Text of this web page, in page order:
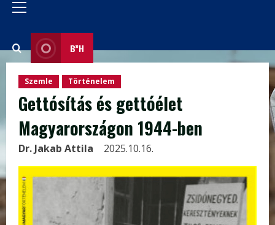
Primary
B”H
Szemle Történelem
Gettósítás és gettóélet
Magyarországon 1944-ben
Dr. Jakab Attila 2025.10.16.